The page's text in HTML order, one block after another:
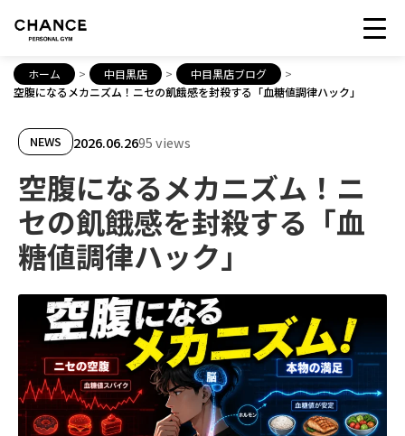
ホーム > 中目黒店 > 中目黒店ブログ
>
空腹になるメカニズム！ニセの飢餓感を封殺する「血糖値調律ハック」
NEWS 2026.06.2695 views
空腹になるメカニズム！ニ
セの飢餓感を封殺する「血
糖値調律ハック」